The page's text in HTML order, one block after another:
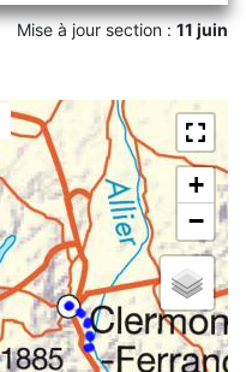
Mise à jour section :11 juin
+
−